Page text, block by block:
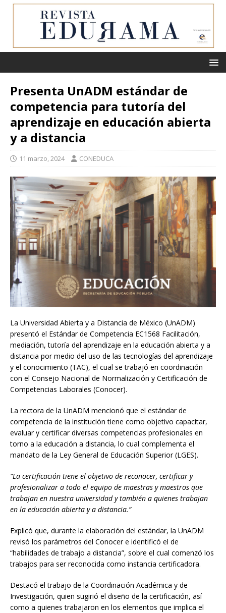
Presenta UnADM estándar de
competencia para tutoría del
aprendizaje en educación abierta
y a distancia
11 marzo, 2024 CONEDUCA
La Universidad Abierta y a Distancia de México (UnADM)
presentó el Estándar de Competencia EC1568 Facilitación,
mediación, tutoría del aprendizaje en la educación abierta y a
distancia por medio del uso de las tecnologías del aprendizaje
y el conocimiento (TAC), el cual se trabajó en coordinación
con el Consejo Nacional de Normalización y Certificación de
Competencias Laborales (Conocer).
La rectora de la UnADM mencionó que el estándar de
competencia de la institución tiene como objetivo capacitar,
evaluar y certificar diversas competencias profesionales en
torno a la educación a distancia, lo cual complementa el
mandato de la Ley General de Educación Superior (LGES).
“La certificación tiene el objetivo de reconocer, certificar y
profesionalizar a todo el equipo de maestras y maestros que
trabajan en nuestra universidad y también a quienes trabajan
en la educación abierta y a distancia.”
Explicó que, durante la elaboración del estándar, la UnADM
revisó los parámetros del Conocer e identificó el de
“habilidades de trabajo a distancia”, sobre el cual comenzó los
trabajos para ser reconocida como instancia certificadora.
Destacó el trabajo de la Coordinación Académica y de
Investigación, quien sugirió el diseño de la certificación, así
como a quienes trabajaron en los elementos que implica el